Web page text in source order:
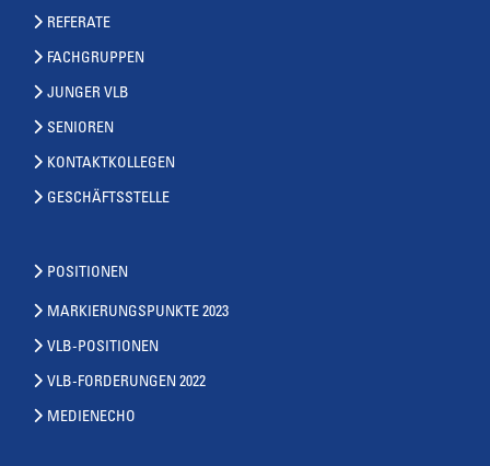
REFERATE
FACHGRUPPEN
JUNGER VLB
SENIOREN
KONTAKTKOLLEGEN
GESCHÄFTSSTELLE
POSITIONEN
MARKIERUNGSPUNKTE 2023
VLB-POSITIONEN
VLB-FORDERUNGEN 2022
MEDIENECHO